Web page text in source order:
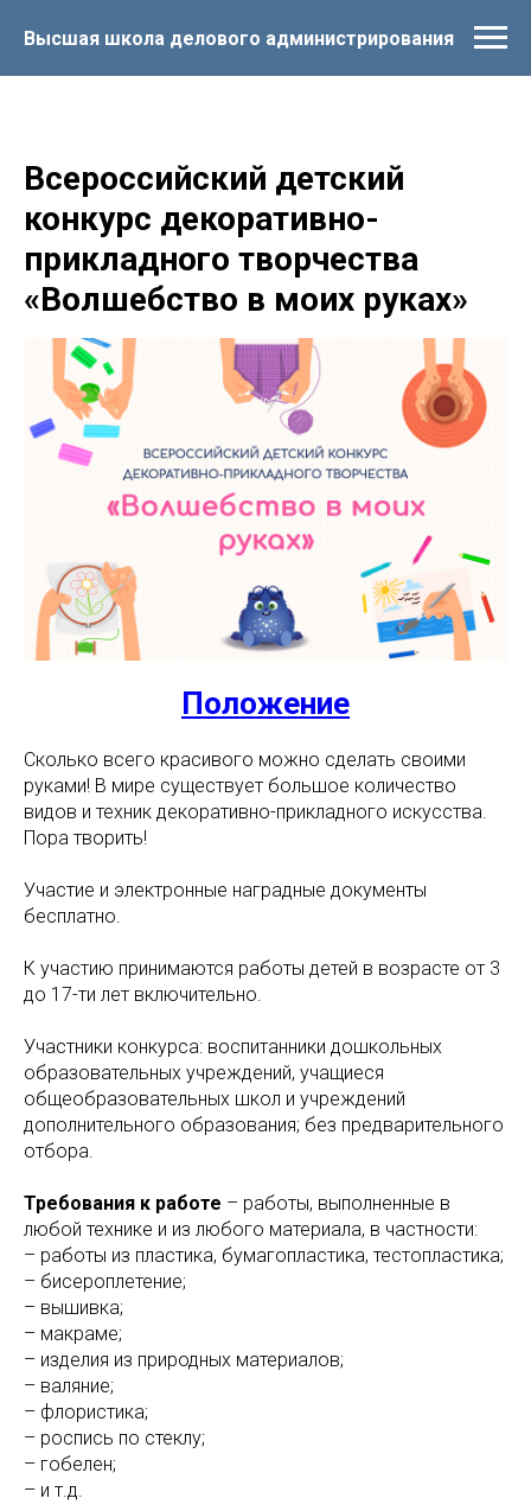
Высшая школа делового администрирования
Всероссийский детский
конкурс декоративно-
прикладного творчества
«Волшебство в моих руках»
Положение
Сколько всего красивого можно сделать своими
руками! В мире существует большое количество
видов и техник декоративно-прикладного искусства.
Пора творить!
Участие и электронные наградные документы
бесплатно.
К участию принимаются работы детей в возрасте от 3
до 17-ти лет включительно.
Участники конкурса: воспитанники дошкольных
образовательных учреждений, учащиеся
общеобразовательных школ и учреждений
дополнительного образования; без предварительного
отбора.
Требования к работе – работы, выполненные в
любой технике и из любого материала, в частности:
– работы из пластика, бумагопластика, тестопластика;
– бисероплетение;
– вышивка;
– макраме;
– изделия из природных материалов;
– валяние;
– флористика;
– роспись по стеклу;
– гобелен;
– и т.д.